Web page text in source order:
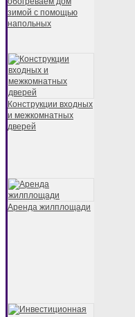
зимой с помощью
напольных
Конструкции входных
и межкомнатных
дверей
Аренда жилплощади